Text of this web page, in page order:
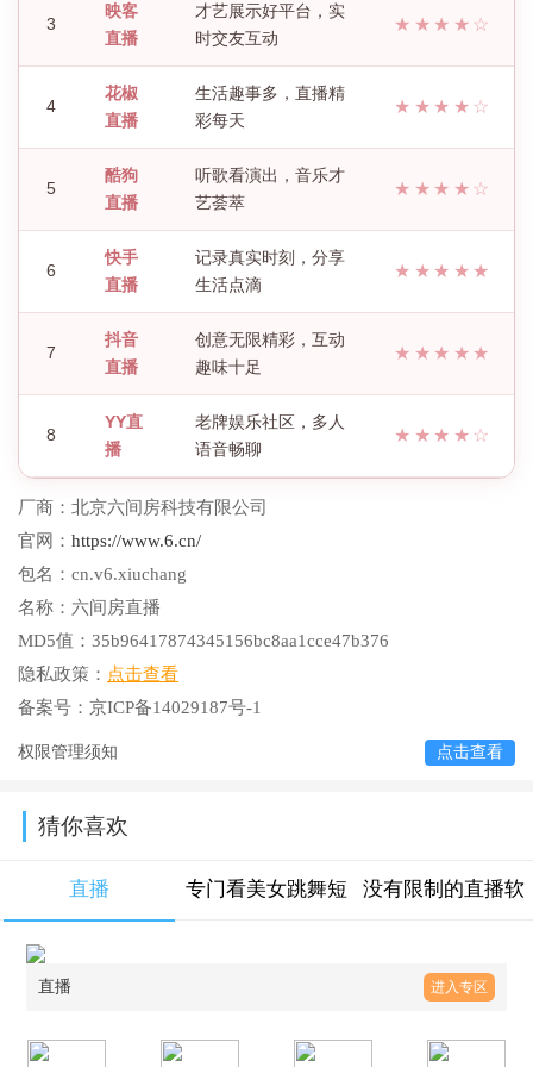
3
映客
直播
才艺展示好平台，实
时交友互动
★★★★☆
4
花椒
直播
生活趣事多，直播精
彩每天
★★★★☆
5
酷狗
直播
听歌看演出，音乐才
艺荟萃
★★★★☆
6
快手
直播
记录真实时刻，分享
生活点滴
★★★★★
7
抖音
直播
创意无限精彩，互动
趣味十足
★★★★★
8
YY直
播
老牌娱乐社区，多人
语音畅聊
★★★★☆
厂商： 北京六间房科技有限公司
官网： https://www.6.cn/
包名： cn.v6.xiuchang
名称： 六间房直播
MD5值： 35b96417874345156bc8aa1cce47b376
隐私政策： 点击查看
备案号： 京ICP备14029187号-1
权限管理须知 点击查看
猜你喜欢
直播 专门看美女跳舞短 没有限制的直播软
直播 进入专区